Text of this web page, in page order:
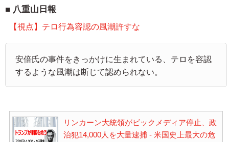
八重山日報
【視点】テロ行為容認の風潮許すな
安倍氏の事件をきっかけに生まれている、テロを容認
するような風潮は断じて認められない。
リンカーン大統領がビックメディア停止、政
治犯14,000人を大量逮捕 - 米国史上最大の危